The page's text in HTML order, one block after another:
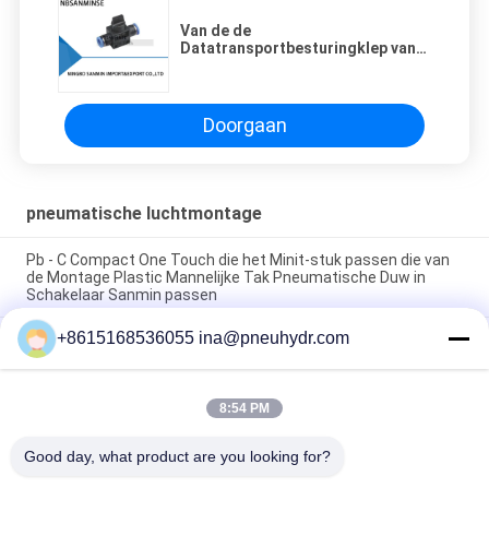
Van de de
Datatransportbesturingklep van
de Luchtduw in Maniermontage
2Way/3 Sanmin
Doorgaan
pneumatische luchtmontage
Pb - C Compact One Touch die het Minit-stuk passen die van
de Montage Plastic Mannelijke Tak Pneumatische Duw in
Schakelaar Sanmin passen
NBSANMINSE van de de Montagegeluiddemper van de C
Pneumatische Lucht van de het Gaspedaalklep Pneumatische
het Messingsknalpot
Messing van de de Luchtmontage van de Rcdraad KF het
+8615168536055 ina@pneuhydr.com
8:54 PM
Good day, what product are you looking for?